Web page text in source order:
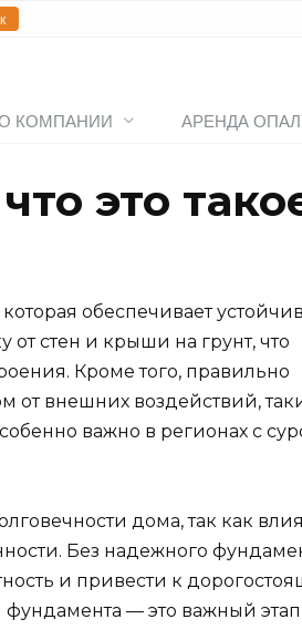
КОМПАНИИ АРЕНДА
это
обеспечивает
от стен и крыши на грунт, что
Кроме того, правильно
внешних воздействий,
важно в регионах с
дома, так как
Без надежного
и привести к
— это важный